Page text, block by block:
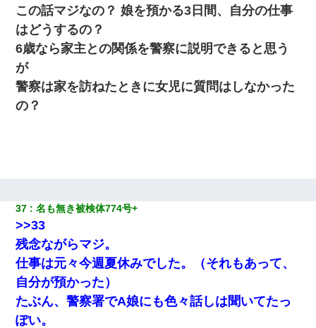
この話マジなの？ 娘を預かる3日間、自分の仕事
はどうするの？
6歳なら家主との関係を警察に説明できると思う
が
警察は家を訪ねたときに女児に質問はしなかった
の？
37 名も無き被検体774号+
>>33
残念ながらマジ。
仕事は元々今週夏休みでした。（それもあって、
自分が預かった）
たぶん、警察署でA娘にも色々話しは聞いてたっ
ぽい。